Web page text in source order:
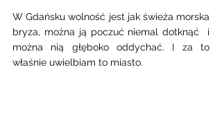
W Gdańsku wolność jest jak świeża morska
bryza, można ją poczuć niemal dotknąć  i
można nią głęboko oddychać. I za to
właśnie uwielbiam to miasto.